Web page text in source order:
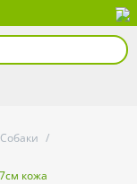
Собаки /
кожа